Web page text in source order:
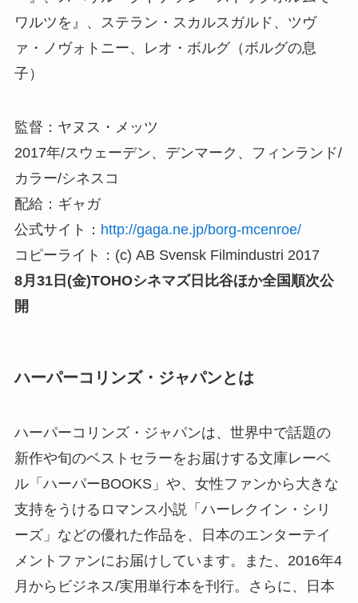
ワルツを』、ステラン・スカルスガルド、ツヴ
ァ・ノヴォトニー、レオ・ボルグ（ボルグの息
子）
監督：ヤヌス・メッツ
2017年/スウェーデン、デンマーク、フィンランド/
カラー/シネスコ
配給：ギャガ
公式サイト： http://gaga.ne.jp/borg-mcenroe/
コピーライト：(c) AB Svensk Filmindustri 2017
8月31日(金)TOHOシネマズ日比谷ほか全国順次公
開
ハーパーコリンズ・ジャパンとは
ハーパーコリンズ・ジャパンは、世界中で話題の
新作や旬のベストセラーをお届けする文庫レーベ
ル「ハーパーBOOKS」や、女性ファンから大きな
支持をうけるロマンス小説「ハーレクイン・シリ
ーズ」などの優れた作品を、日本のエンターテイ
メントファンにお届けしています。また、2016年4
月からビジネス/実用単行本を刊行。さらに、日本